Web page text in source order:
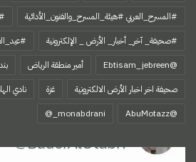
#المسرح_العربي #هيئة_المسرح_والفنون_الأدائية
#صحيفة_ آخر_ أخبار_ الأرض _ الإلكترونية
@Ebtisam_jebreen
أمير منطقة الرياض
صحيفة اخر اخبار الأرض الالكترونية
غزة نادي
‏@AbuMotazz
التغريدة